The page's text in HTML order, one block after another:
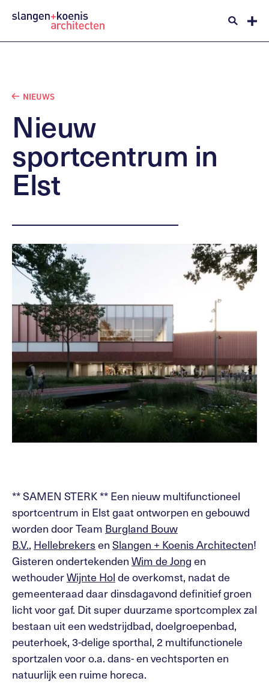
NIEUWS
Nieuw
sportcentrum in
Elst
** SAMEN STERK ** Een nieuw multifunctioneel
sportcentrum in Elst gaat ontworpen en gebouwd
worden door Team Burgland Bouw
B.V., Hellebrekers en Slangen + Koenis Architecten!
Gisteren ondertekenden Wim de Jong en
wethouderWijnte Hol de overkomst, nadat de
gemeenteraad daar dinsdagavond definitief groen
licht voor gaf. Dit super duurzame sportcomplex zal
bestaan uit een wedstrijdbad, doelgroepenbad,
peuterhoek, 3-delige sporthal, 2 multifunctionele
sportzalen voor o.a. dans- en vechtsporten en
natuurlijk een ruime horeca.